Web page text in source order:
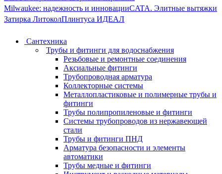
Milwaukee: надежность и инновацииCATA. Элитные вытяжки
Затирка ЛитоколПлинтуса ИДЕАЛ
Сантехника
Трубы и фитинги для водоснабжения
Резьбовые и ремонтные соединения
Аксиальные фитинги
Трубопроводная арматура
Коллекторные системы
Металлопластиковые и полимерные трубы и
фитинги
Трубы полипропиленовые и фитинги
Системы трубопроводов из нержавеющей
стали
Трубы и фитинги ПНД
Арматура безопасности и элементы
автоматики
Трубы медные и фитинги